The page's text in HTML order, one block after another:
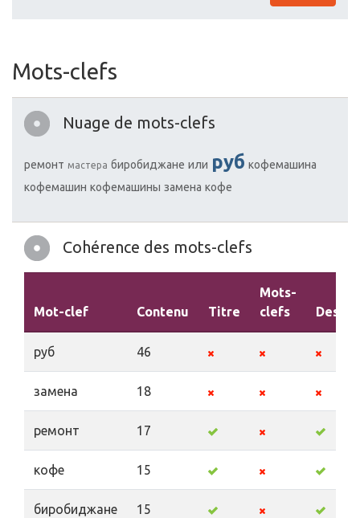
Mots-clefs
Nuage de mots-clefs
ремонт мастера биробиджане или руб кофемашина
кофемашин кофемашины замена кофе
Cohérence des mots-clefs
Mot-clef Contenu Titre
Mots-
clefs
руб 46
замена 18
ремонт 17
кофе 15
биробиджане 15